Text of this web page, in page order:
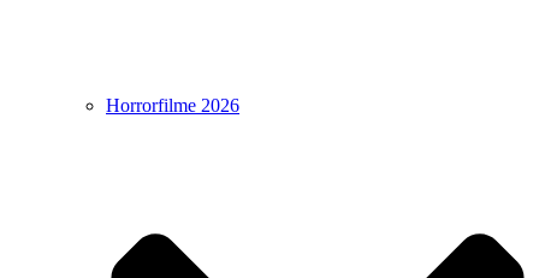
Horrorfilme 2026